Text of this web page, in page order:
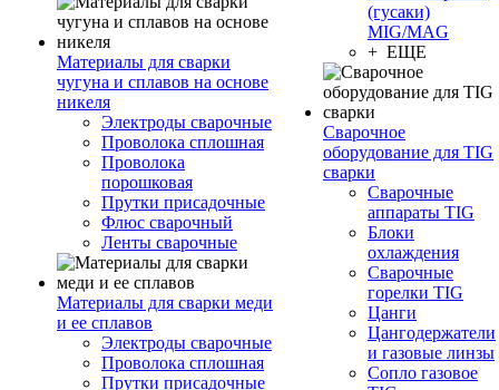
Материалы для сварки
чугуна и сплавов на основе
никеля
Электроды сварочные
Проволока сплошная
Проволока
порошковая
Прутки присадочные
Флюс сварочный
Ленты сварочные
Материалы для сварки меди
и ее сплавов
Электроды сварочные
Проволока сплошная
Прутки присадочные
(гусаки)
MIG/MAG
+ ЕЩЕ
Сварочное
оборудование для TIG
сварки
Сварочные
аппараты TIG
Блоки
охлаждения
Сварочные
горелки TIG
Цанги
Цангодержатели
и газовые линзы
Сопло газовое